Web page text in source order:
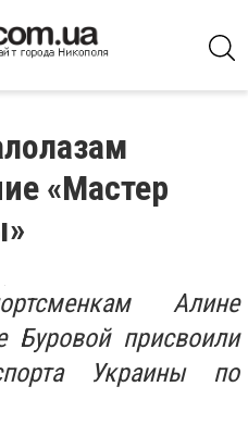
«Мастер
Алине
Буровой присвоили
Украины по